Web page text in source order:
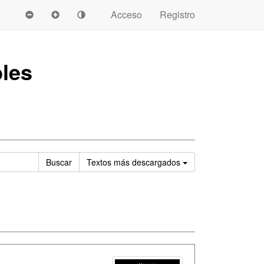
Acceso Registro
Buscar Textos más descargados Ordenar